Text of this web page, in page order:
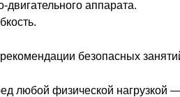
двигательного аппарата.
безопасных
любой физической нагрузкой